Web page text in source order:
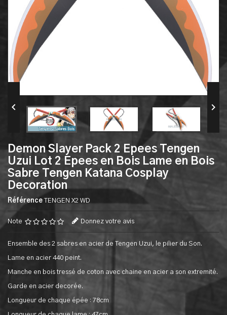
 
Demon Slayer Pack 2 Epees Tengen
Uzui Lot 2 Epees en Bois Lame en Bois
Sabre Tengen Katana Cosplay
Decoration
Référence TENGEN X2 WD
Note Donnez votre avis
Ensemble des 2 sabres en acier de Tengen Uzui, le pilier du Son.
Lame en acier 440 peint.
Manche en bois tressé de coton avec chaine en acier a son extremité.
Garde en acier decorée.
Longueur de chaque épée : 78cm